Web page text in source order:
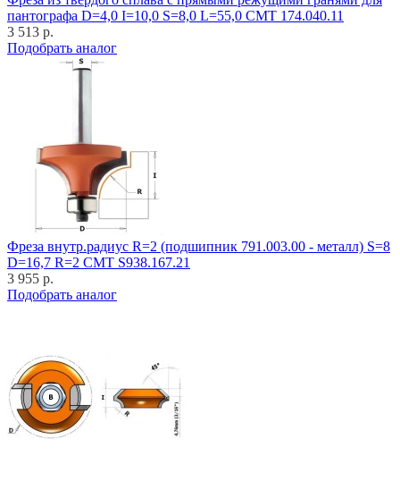
пантографа D=4,0 I=10,0 S=8,0 L=55,0 CMT 174.040.11
3 513 р.
Подобрать аналог
Фреза внутр.радиус R=2 (подшипник 791.003.00 - металл) S=8
D=16,7 R=2 CMT S938.167.21
3 955 р.
Подобрать аналог